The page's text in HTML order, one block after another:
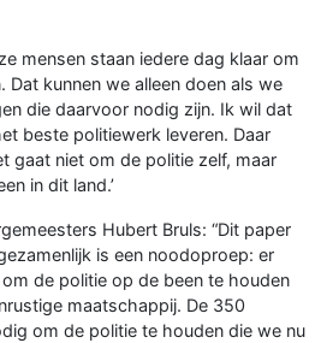
mensen staan iedere dag klaar om
Dat kunnen we alleen doen als we
die daarvoor nodig zijn. Ik wil dat
beste politiewerk leveren. Daar
gaat niet om de politie zelf, maar
in dit land.’
Hubert Bruls: “Dit paper
is een noodoproep: er
de politie op de been te houden
maatschappij. De 350
om de politie te houden die we nu